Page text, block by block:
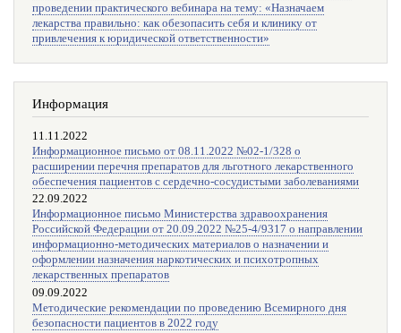
проведении практического вебинара на тему: «Назначаем
лекарства правильно: как обезопасить себя и клинику от
привлечения к юридической ответственности»
Информация
11.11.2022
Информационное письмо от 08.11.2022 №02-1/328 о
расширении перечня препаратов для льготного лекарственного
обеспечения пациентов с сердечно-сосудистыми заболеваниями
22.09.2022
Информационное письмо Министерства здравоохранения
Российской Федерации от 20.09.2022 №25-4/9317 о направлении
информационно-методических материалов о назначении и
оформлении назначения наркотических и психотропных
лекарственных препаратов
09.09.2022
Методические рекомендации по проведению Всемирного дня
безопасности пациентов в 2022 году